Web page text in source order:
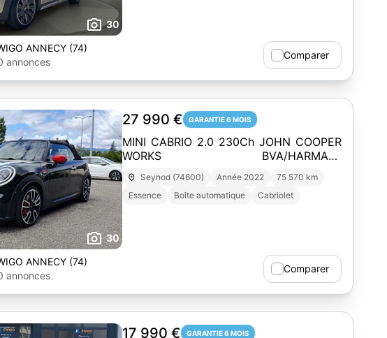
30
ANNECY (74)
annonces
Comparer
30
27 990 € GARANTIE 6 MOIS
MINI CABRIO 2.0 230Ch JOHN COOPER
WORKS BVA/HARMAN-
KARDON/HUD/FULL LED/ENTRETIEN
CONSTRUCTEUR
Seynod (74600) Année 2022
75 570 km
Essence
Boîte automatique Cabriolet
ANNECY (74)
annonces
Comparer
17 990 € GARANTIE 6 MOIS